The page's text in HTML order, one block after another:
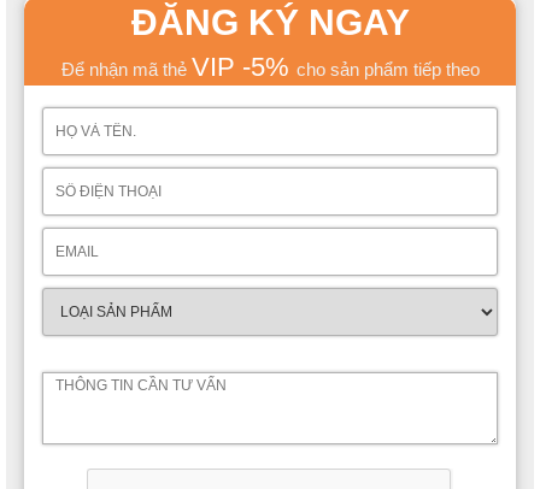
ĐĂNG KÝ NGAY
Để nhận mã thẻ VIP -5% cho sản phẩm tiếp theo